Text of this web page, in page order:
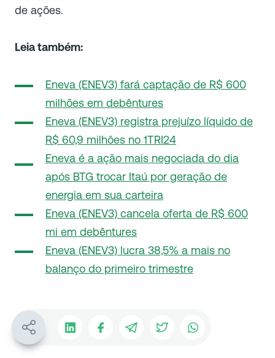
de ações.
Leia também:
Eneva (ENEV3) fará captação de R$ 600
milhões em debêntures
Eneva (ENEV3) registra prejuízo líquido de
R$ 60,9 milhões no 1TRI24
Eneva é a ação mais negociada do dia
após BTG trocar Itaú por geração de
energia em sua carteira
Eneva (ENEV3) cancela oferta de R$ 600
mi em debêntures
Eneva (ENEV3) lucra 38,5% a mais no
balanço do primeiro trimestre